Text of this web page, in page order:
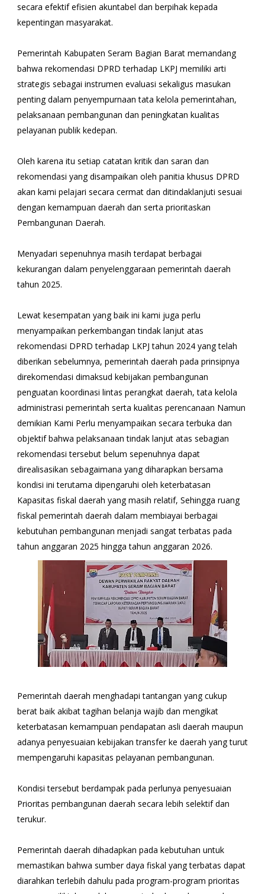
secara efektif efisien akuntabel dan berpihak kepada
kepentingan masyarakat.
Pemerintah Kabupaten Seram Bagian Barat memandang
bahwa rekomendasi DPRD terhadap LKPJ memiliki arti
strategis sebagai instrumen evaluasi sekaligus masukan
penting dalam penyempurnaan tata kelola pemerintahan,
pelaksanaan pembangunan dan peningkatan kualitas
pelayanan publik kedepan.
Oleh karena itu setiap catatan kritik dan saran dan
rekomendasi yang disampaikan oleh panitia khusus DPRD
akan kami pelajari secara cermat dan ditindaklanjuti sesuai
dengan kemampuan daerah dan serta prioritaskan
Pembangunan Daerah.
Menyadari sepenuhnya masih terdapat berbagai
kekurangan dalam penyelenggaraan pemerintah daerah
tahun 2025.
Lewat kesempatan yang baik ini kami juga perlu
menyampaikan perkembangan tindak lanjut atas
rekomendasi DPRD terhadap LKPJ tahun 2024 yang telah
diberikan sebelumnya, pemerintah daerah pada prinsipnya
direkomendasi dimaksud kebijakan pembangunan
penguatan koordinasi lintas perangkat daerah, tata kelola
administrasi pemerintah serta kualitas perencanaan Namun
demikian Kami Perlu menyampaikan secara terbuka dan
objektif bahwa pelaksanaan tindak lanjut atas sebagian
rekomendasi tersebut belum sepenuhnya dapat
direalisasikan sebagaimana yang diharapkan bersama
kondisi ini terutama dipengaruhi oleh keterbatasan
Kapasitas fiskal daerah yang masih relatif, Sehingga ruang
fiskal pemerintah daerah dalam membiayai berbagai
kebutuhan pembangunan menjadi sangat terbatas pada
tahun anggaran 2025 hingga tahun anggaran 2026.
Pemerintah daerah menghadapi tantangan yang cukup
berat baik akibat tagihan belanja wajib dan mengikat
keterbatasan kemampuan pendapatan asli daerah maupun
adanya penyesuaian kebijakan transfer ke daerah yang turut
mempengaruhi kapasitas pelayanan pembangunan.
Kondisi tersebut berdampak pada perlunya penyesuaian
Prioritas pembangunan daerah secara lebih selektif dan
terukur.
Pemerintah daerah dihadapkan pada kebutuhan untuk
memastikan bahwa sumber daya fiskal yang terbatas dapat
diarahkan terlebih dahulu pada program-program prioritas